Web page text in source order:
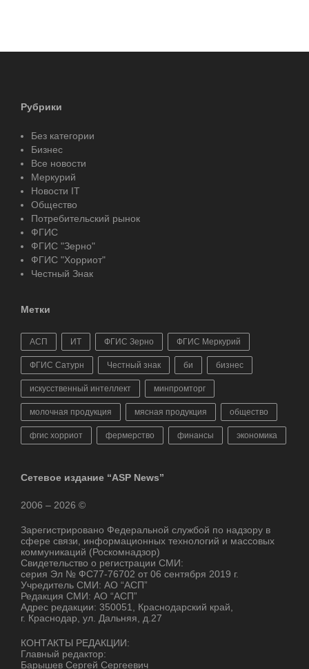
Рубрики
Без категории
Бизнес
Все новости
Меркурий
Новости IT
Общество
Потребительский рынок
ФГИС
ФГИС "Зерно"
ФГИС "Хорриот"
Честный Знак
Метки
АСП ИТ ФГИС Зерно ФГИС Меркурий
ФГИС Сатурн Честный знак би бизнес
искусственный интеллект минпромторг
молочная продукция мясная продукция общество
фгис хорриот фермерство финансы экономика
Сетевое издание “ASP News”
2006 – 2026 ©
Зарегистрировано Федеральной службой по надзору в
сфере связи, информационных технологий и массовых
коммуникаций (Роскомнадзор)
Свидетельство о регистрации СМИ:
серия Эл № ФС77-76702 от 06 сентября 2019 г.
Учредитель СМИ: АО “АСП”
Редакция СМИ: АО “АСП”
Адрес редакции: 350051, Краснодарский край,
г. Краснодар, ул. Дальняя, д.27
КОНТАКТЫ РЕДАКЦИИ:
Главный редактор:
Барышев Сергей Сергеевич